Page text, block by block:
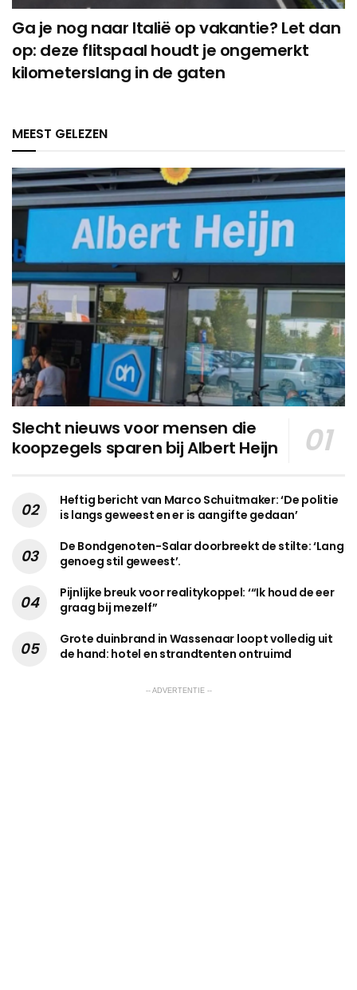
Ga je nog naar Italië op vakantie? Let dan
op: deze flitspaal houdt je ongemerkt
kilometerslang in de gaten
MEEST GELEZEN
Slecht nieuws voor mensen die
koopzegels sparen bij Albert Heijn
Heftig bericht van Marco Schuitmaker: ‘De politie
is langs geweest en er is aangifte gedaan’
De Bondgenoten-Salar doorbreekt de stilte: ‘Lang
genoeg stil geweest’.
Pijnlijke breuk voor realitykoppel: ‘“Ik houd de eer
graag bij mezelf”
Grote duinbrand in Wassenaar loopt volledig uit
de hand: hotel en strandtenten ontruimd
-- ADVERTENTIE --